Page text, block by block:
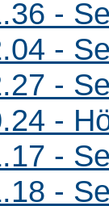
-
-
-
-
-
-